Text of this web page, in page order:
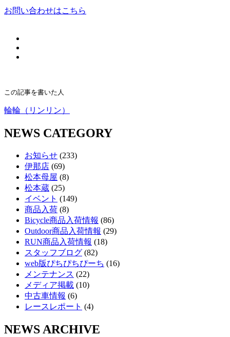
お問い合わせはこちら
この記事を書いた人
輪輪（リンリン）
NEWS CATEGORY
お知らせ (233)
伊那店 (69)
松本母屋 (8)
松本蔵 (25)
イベント (149)
商品入荷 (8)
Bicycle商品入荷情報 (86)
Outdoor商品入荷情報 (29)
RUN商品入荷情報 (18)
スタッフブログ (82)
web版ぴちぴちぴーち (16)
メンテナンス (22)
メディア掲載 (10)
中古車情報 (6)
レースレポート (4)
NEWS ARCHIVE